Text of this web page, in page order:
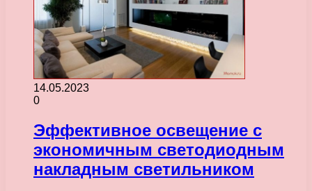
14.05.2023
0
Эффективное освещение с
экономичным светодиодным
накладным светильником